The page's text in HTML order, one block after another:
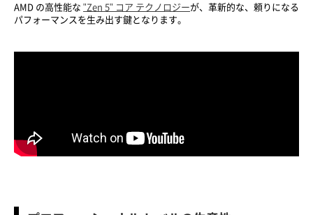
AMD の高性能な "Zen 5" コア テクノロジーが、革新的な、頼りになる
パフォーマンスを生み出す鍵となります。